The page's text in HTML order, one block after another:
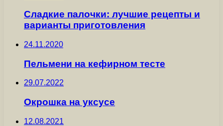
Сладкие палочки: лучшие рецепты и
варианты приготовления
24.11.2020
Пельмени на кефирном тесте
29.07.2022
Окрошка на уксусе
12.08.2021